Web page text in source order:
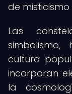
de
Las
cultura
incorporan
la